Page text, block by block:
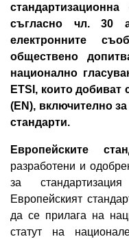
съгласно чл. 30
електронните
обществено
национално
ETSI, които добиват
(EN), включително
стандарти.
Европейските
разработени и
за
Европейският
да се прилага на
статут на